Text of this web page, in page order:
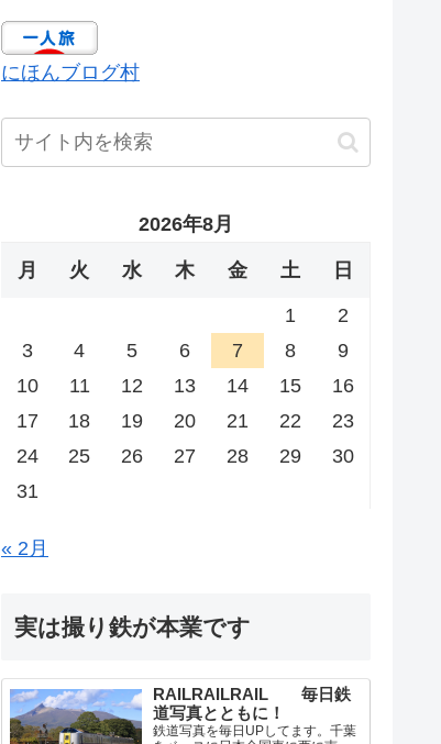
にほんブログ村
2026年8月
月 火 水 木 金 土 日
1
2
3
4 5 6 7 8
9
10
11 12 13 14 15
16
17
18 19 20 21 22
23
24
25 26 27 28 29
30
31
« 2月
実は撮り鉄が本業です
RAILRAILRAIL 毎日鉄
道写真とともに！
鉄道写真を毎日UPしてます。千葉